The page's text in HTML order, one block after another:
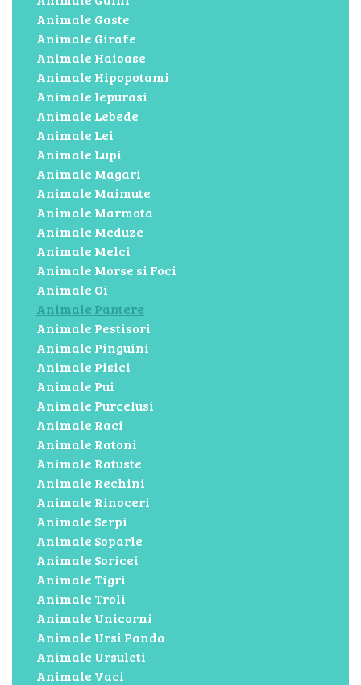
Animale Gaste
Animale Girafe
Animale Haioase
Animale Hipopotami
Animale Iepurasi
Animale Lebede
Animale Lei
Animale Lupi
Animale Magari
Animale Maimute
Animale Marmota
Animale Meduze
Animale Melci
Animale Morse si Foci
Animale Oi
Animale Pantere
Animale Pestisori
Animale Pinguini
Animale Pisici
Animale Pui
Animale Purcelusi
Animale Raci
Animale Ratoni
Animale Ratuste
Animale Rechini
Animale Rinoceri
Animale Serpi
Animale Soparle
Animale Soricei
Animale Tigri
Animale Troli
Animale Unicorni
Animale Ursi Panda
Animale Ursuleti
Animale Vaci